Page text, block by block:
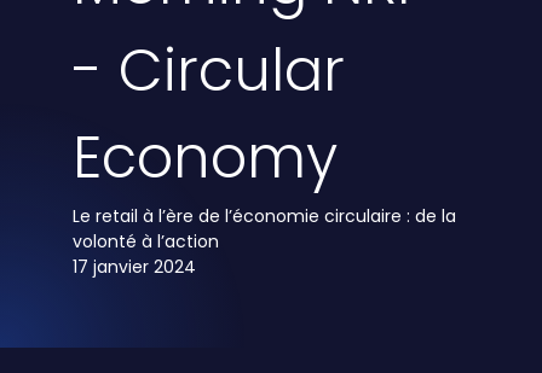
- Circular
Economy
Le retail à l’ère de l’économie circulaire : de la
17 janvier 2024